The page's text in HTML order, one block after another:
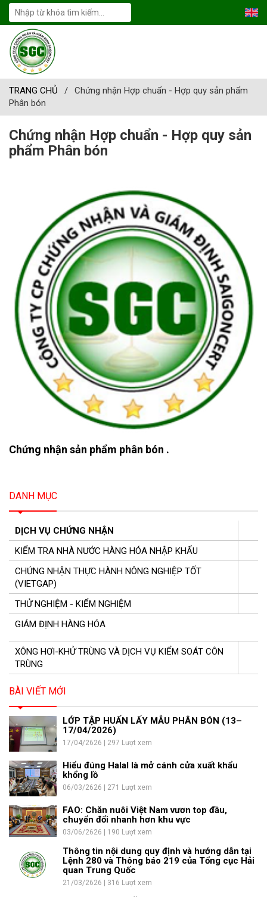
TRANG CHỦ /
Chứng nhận Hợp chuẩn - Hợp quy sản phẩm
Phân bón
Chứng nhận Hợp chuẩn - Hợp quy sản
phẩm Phân bón
Chứng nhận sản phẩm phân bón .
DANH MỤC
DỊCH VỤ CHỨNG NHẬN
KIỂM TRA NHÀ NƯỚC HÀNG HÓA NHẬP KHẨU
CHỨNG NHẬN THỰC HÀNH NÔNG NGHIỆP TỐT
(VIETGAP)
THỬ NGHIỆM - KIỂM NGHIỆM
GIÁM ĐỊNH HÀNG HÓA
XÔNG HƠI-KHỬ TRÙNG VÀ DỊCH VỤ KIỂM SOÁT CÔN
TRÙNG
BÀI VIẾT MỚI
LỚP TẬP HUẤN LẤY MẪU PHÂN BÓN (13–
17/04/2026)
17/04/2626 | 297 Lượt xem
Hiểu đúng Halal là mở cánh cửa xuất khẩu
khổng lồ
06/03/2626 | 271 Lượt xem
FAO: Chăn nuôi Việt Nam vươn top đầu,
chuyển đổi nhanh hơn khu vực
03/06/2626 | 190 Lượt xem
Thông tin nội dung quy định và hướng dẫn tại
Lệnh 280 và Thông báo 219 của Tổng cục Hải
quan Trung Quốc
21/03/2626 | 316 Lượt xem